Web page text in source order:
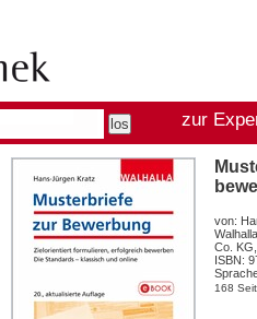
zur
von:
Co.
ISBN:
168